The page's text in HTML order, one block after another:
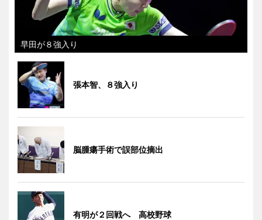
早田が８強入り
張本智、８強入り
脳腫瘍手術で誤部位摘出
有明が２回戦へ 高校野球